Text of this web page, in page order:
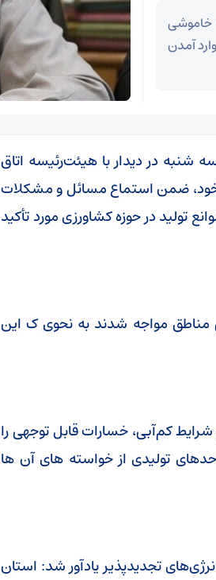
خاموشی
آمدن
شنبه در دیدار با هیئت‌رئیسه اتاق
ضمن استماع مسائل و مشکلات
تولید در حوزه کشاورزی مورد تأکید
مناطق مواجه شدند به نحوی ک این
کم‌آبی، خسارات قابل توجهی را
تولیدی از خواسته های آن ها
تجدیدپذیر یادآور شد: استان
اخبار جعلی توسط ترامپ یک
خورده است